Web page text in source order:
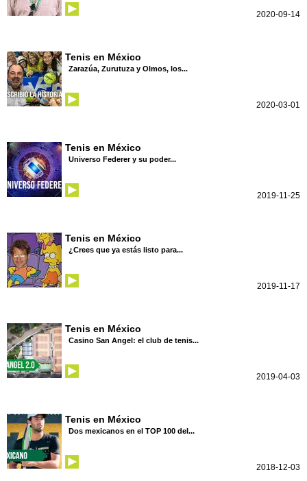
2020-09-14
Tenis en México
Zarazúa, Zurutuza y Olmos, los...
2020-03-01
Tenis en México
Universo Federer y su poder...
2019-11-25
Tenis en México
¿Crees que ya estás listo para...
2019-11-17
Tenis en México
Casino San Angel: el club de tenis...
2019-04-03
Tenis en México
Dos mexicanos en el TOP 100 del...
2018-12-03